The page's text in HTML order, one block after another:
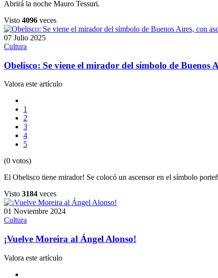
Abrirá la noche Mauro Tessuri.
Visto 4096 veces
07 Julio 2025
Cultura
Obelisco: Se viene el mirador del símbolo de Buenos
Valora este artículo
1
2
3
4
5
(0 votos)
El Obelisco tiene mirador! Se colocó un ascensor en el símbolo
Visto 3184 veces
01 Noviembre 2024
Cultura
¡Vuelve Moreira al Ángel Alonso!
Valora este artículo